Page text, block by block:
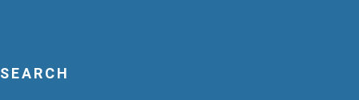
SEARCH